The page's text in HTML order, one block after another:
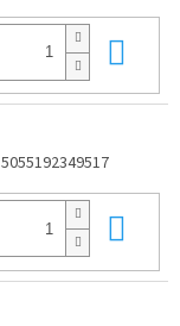
5055192349517